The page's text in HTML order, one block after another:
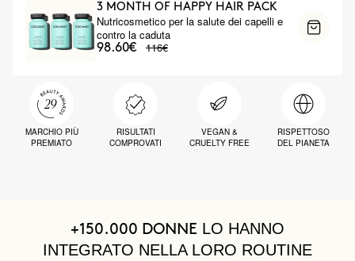
3 MONTH OF HAPPY HAIR PACK
Nutricosmetico per la salute dei capelli e
contro la caduta
98.60€ 116€
MARCHIO PIÙ
PREMIATO
RISULTATI
COMPROVATI
VEGAN &
CRUELTY FREE
RISPETTOSO
DEL PIANETA
+150.000 DONNE LO HANNO
INTEGRATO NELLA LORO ROUTINE